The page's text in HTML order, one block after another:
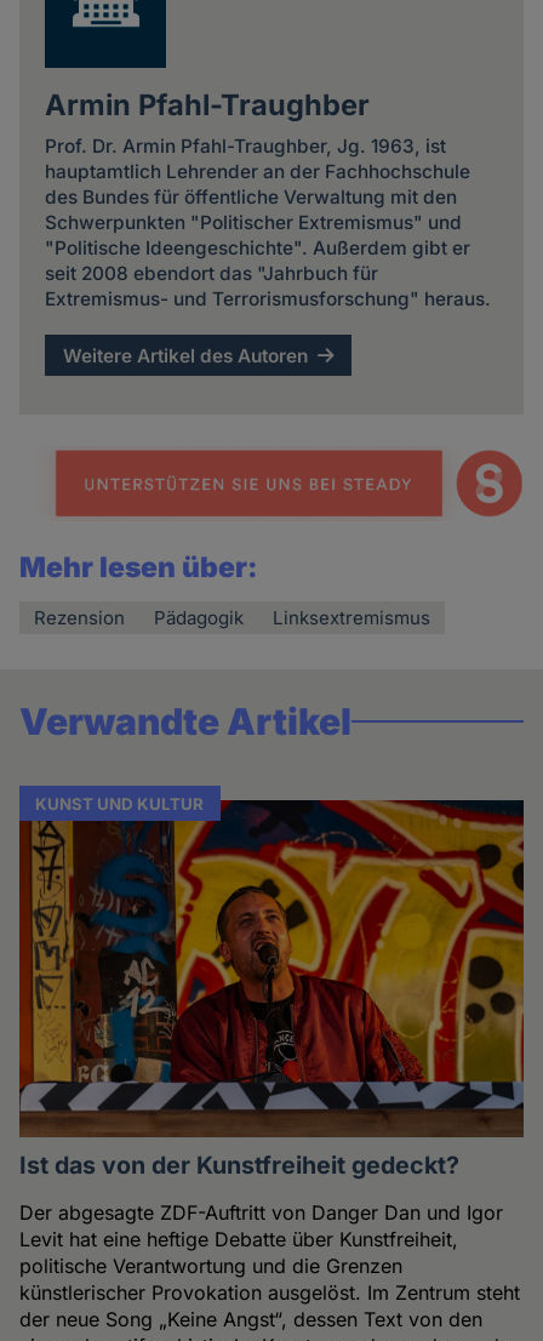
Armin Pfahl-Traughber
Prof. Dr. Armin Pfahl-Traughber, Jg. 1963, ist
hauptamtlich Lehrender an der Fachhochschule
des Bundes für öffentliche Verwaltung mit den
Schwerpunkten "Politischer Extremismus" und
"Politische Ideengeschichte". Außerdem gibt er
seit 2008 ebendort das "Jahrbuch für
Extremismus- und Terrorismusforschung" heraus.
Weitere Artikel des Autoren
Mehr lesen über:
Rezension Pädagogik Linksextremismus
Verwandte Artikel
KUNST UND KULTUR
Ist das von der Kunstfreiheit gedeckt?
Der abgesagte ZDF-Auftritt von Danger Dan und Igor
Levit hat eine heftige Debatte über Kunstfreiheit,
politische Verantwortung und die Grenzen
künstlerischer Provokation ausgelöst. Im Zentrum steht
der neue Song „Keine Angst“, dessen Text von den